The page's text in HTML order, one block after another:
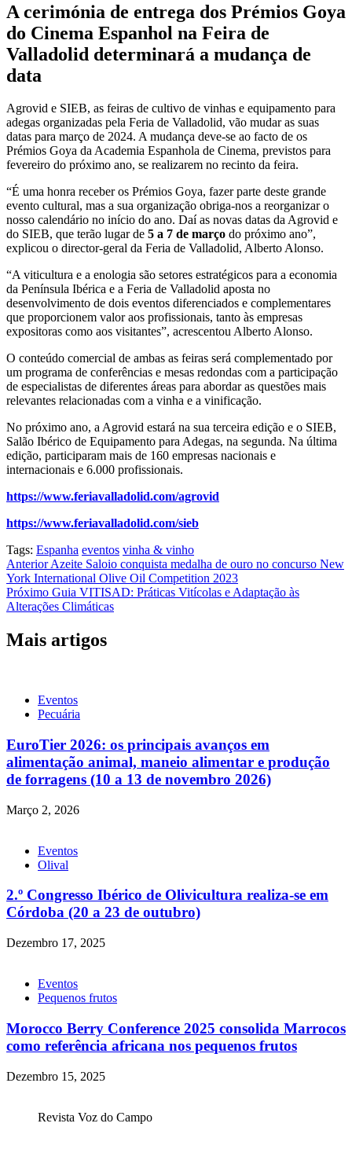
A cerimónia de entrega dos Prémios Goya
do Cinema Espanhol na Feira de
Valladolid determinará a mudança de
data
Agrovid e SIEB, as feiras de cultivo de vinhas e equipamento para
adegas organizadas pela Feria de Valladolid, vão mudar as suas
datas para março de 2024. A mudança deve-se ao facto de os
Prémios Goya da Academia Espanhola de Cinema, previstos para
fevereiro do próximo ano, se realizarem no recinto da feira.
“É uma honra receber os Prémios Goya, fazer parte deste grande
evento cultural, mas a sua organização obriga-nos a reorganizar o
nosso calendário no início do ano. Daí as novas datas da Agrovid e
do SIEB, que terão lugar de 5 a 7 de março do próximo ano”,
explicou o director-geral da Feria de Valladolid, Alberto Alonso.
“A viticultura e a enologia são setores estratégicos para a economia
da Península Ibérica e a Feria de Valladolid aposta no
desenvolvimento de dois eventos diferenciados e complementares
que proporcionem valor aos profissionais, tanto às empresas
expositoras como aos visitantes”, acrescentou Alberto Alonso.
O conteúdo comercial de ambas as feiras será complementado por
um programa de conferências e mesas redondas com a participação
de especialistas de diferentes áreas para abordar as questões mais
relevantes relacionadas com a vinha e a vinificação.
No próximo ano, a Agrovid estará na sua terceira edição e o SIEB,
Salão Ibérico de Equipamento para Adegas, na segunda. Na última
edição, participaram mais de 160 empresas nacionais e
internacionais e 6.000 profissionais.
https://www.feriavalladolid.com/agrovid
https://www.feriavalladolid.com/sieb
Tags: Espanha eventos vinha & vinho
Navegação
de
artigos
AnteriorAzeite Saloio conquista medalha de ouro no concurso New
York International Olive Oil Competition 2023
Próximo Guia VITISAD: Práticas Vitícolas e Adaptação às
Alterações Climáticas
Mais artigos
Eventos
Pecuária
EuroTier 2026: os principais avanços em
alimentação animal, maneio alimentar e produção
de forragens (10 a 13 de novembro 2026)
Março 2, 2026
Eventos
Olival
2.º Congresso Ibérico de Olivicultura realiza-se em
Córdoba (20 a 23 de outubro)
Dezembro 17, 2025
Eventos
Pequenos frutos
Morocco Berry Conference 2025 consolida Marrocos
como referência africana nos pequenos frutos
Dezembro 15, 2025
Revista Voz do Campo